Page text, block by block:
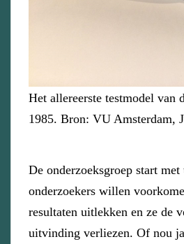
Het allereerste testmodel van
1985. Bron: VU Amsterdam,
De onderzoeksgroep start
onderzoekers willen
resultaten uitlekken en ze de
uitvinding verliezen. Of nou